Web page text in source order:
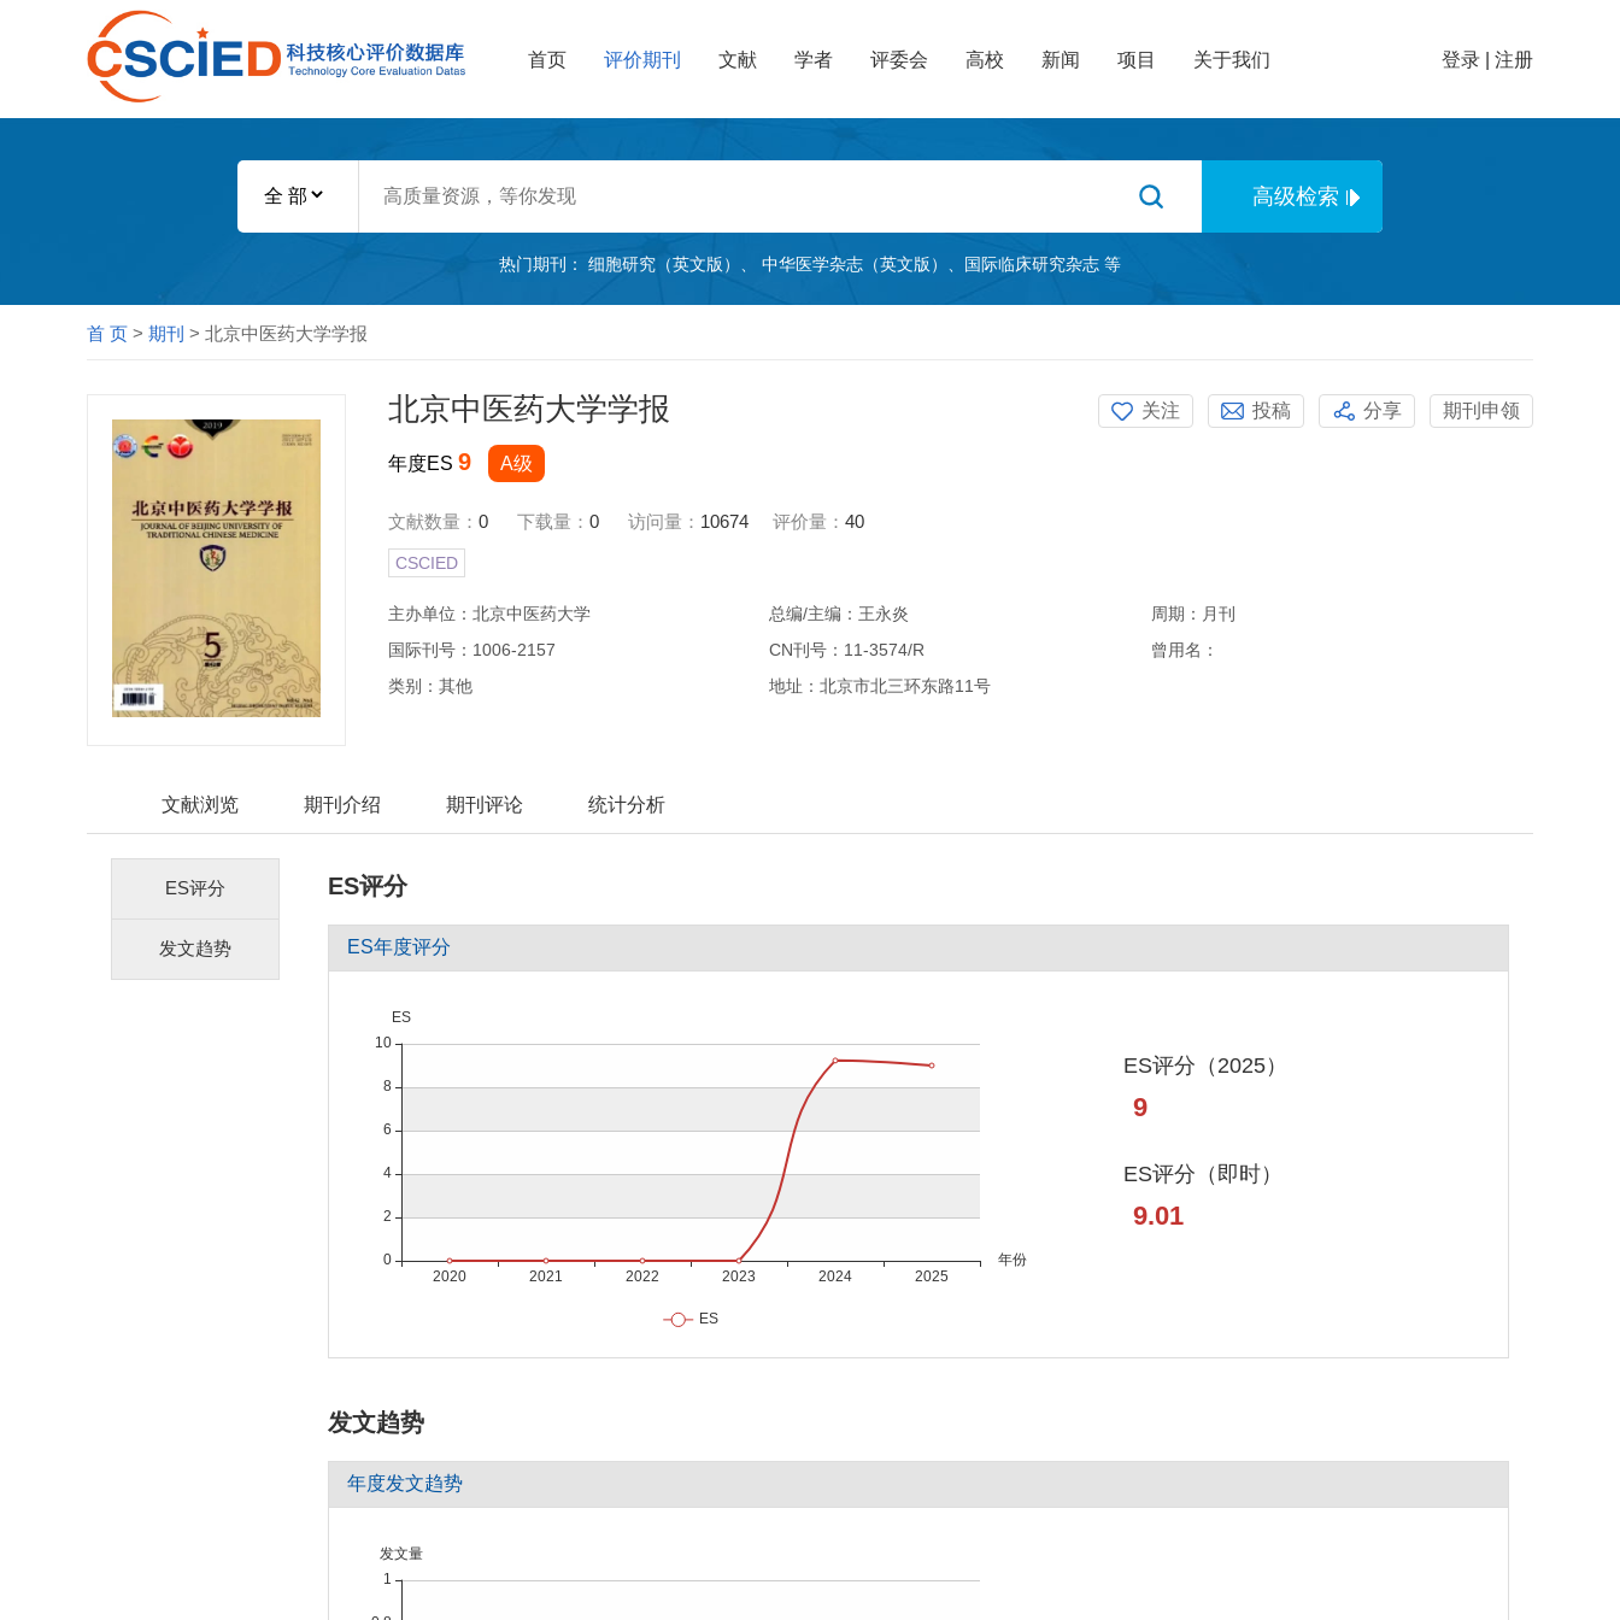
首页 评价期刊 文献 学者 评委会 高校 新闻 项目 关于我们 登录 注册
热门期刊： 细胞研究（英文版） 中华医学杂志（英文版） 国际临床研究杂志 等
首 页 > 期刊 > 北京中医药大学学报
关注 投稿 分享 期刊申领
北京中医药大学学报
年度ES 9 A级
文献数量： 0 下载量： 0 访问量： 10674 评价量： 40
CSCIED
主办单位：北京中医药大学 总编/主编：王永炎
周期：月刊
国际刊号：1006-2157
CN刊号：11-3574/R
曾用名：
类别：其他
地址：北京市北三环东路11号
文献浏览 期刊介绍 期刊评论 统计分析
ES评分
发文趋势
ES评分
ES年度评分
ES评分（2025）
9
ES评分（即时）
9.01
发文趋势
年度发文趋势